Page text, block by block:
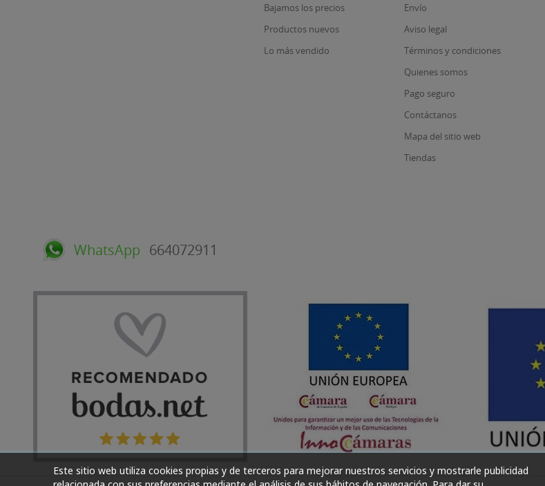
Bajamos los precios
Productos nuevos
Lo más vendido
Envío
Aviso legal
Términos y condiciones
Quienes somos
Pago seguro
Contáctanos
Mapa del sitio web
Tiendas
WhatsApp 664072911
Este sitio web utiliza cookies propias y de terceros para mejorar nuestros servicios y mostrarle publicidad